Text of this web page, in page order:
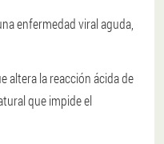
enfermedad viral aguda,
altera la reacción ácida de
que impide el